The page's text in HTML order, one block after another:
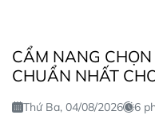
CẨM NANG
CHUẨN NHẤT
Thứ Ba, 04/08/2026
6